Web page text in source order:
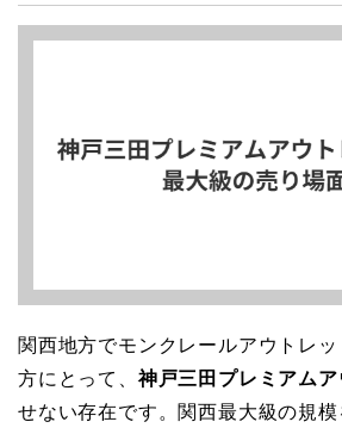
関西地方でモンクレールアウトレ
方にとって、 神戸三田プレミアムア
せない存在です。関西最大級の規模